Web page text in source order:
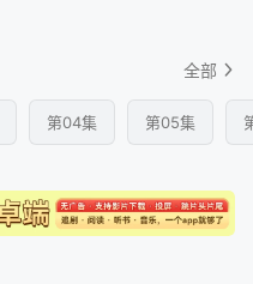
全部
第04集 第05集